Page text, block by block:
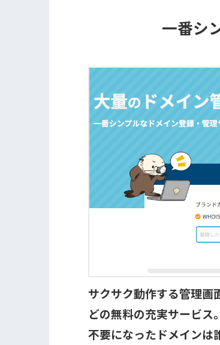
一番シ
サクサク動作する管理
どの無料の充実サービス。
不要になったドメインは